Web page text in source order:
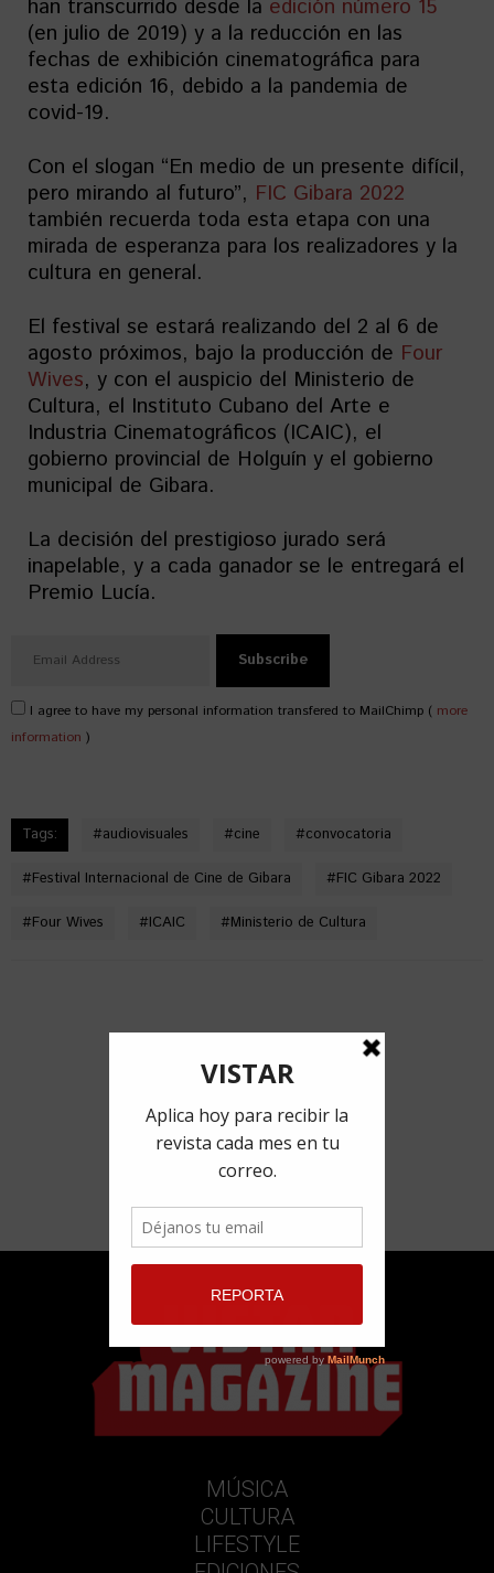
han transcurrido desde la edición número 15
(en julio de 2019) y a la reducción en las
fechas de exhibición cinematográfica para
esta edición 16, debido a la pandemia de
covid-19.
Con el slogan “En medio de un presente difícil,
pero mirando al futuro”, FIC Gibara 2022
también recuerda toda esta etapa con una
mirada de esperanza para los realizadores y la
cultura en general.
El festival se estará realizando del 2 al 6 de
agosto próximos, bajo la producción de Four
Wives, y con el auspicio del Ministerio de
Cultura, el Instituto Cubano del Arte e
Industria Cinematográficos (ICAIC), el
gobierno provincial de Holguín y el gobierno
municipal de Gibara.
La decisión del prestigioso jurado será
inapelable, y a cada ganador se le entregará el
Premio Lucía.
I agree to have my personal information transfered to MailChimp ( more
information )
Tags: #audiovisuales #cine #convocatoria
#Festival Internacional de Cine de Gibara #FIC Gibara 2022
#Four Wives #ICAIC #Ministerio de Cultura
MÚSICA
CULTURA
LIFESTYLE